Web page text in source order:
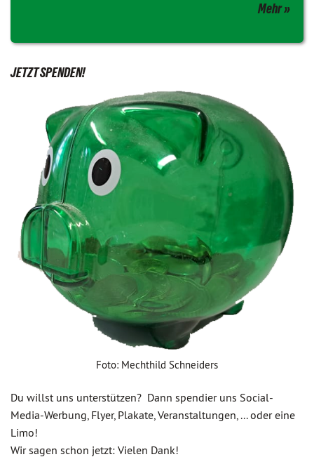
Mehr
JETZT SPENDEN!
Foto: Mechthild Schneiders
Du willst uns unterstützen? Dann spendier uns Social-
Media-Werbung, Flyer, Plakate, Veranstaltungen, ... oder eine
Limo!
Wir sagen schon jetzt: Vielen Dank!